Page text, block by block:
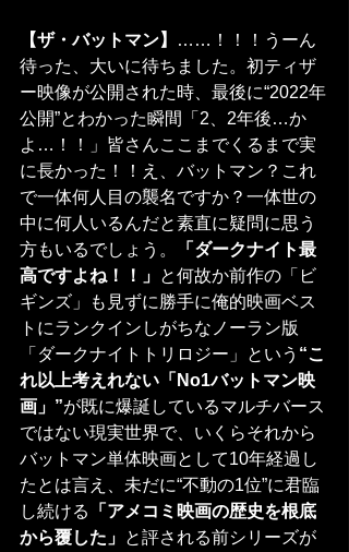
【ザ・バットマン】
……！！！うーん
待った、大いに待ちました。初ティザ
ー映像が公開された時、最後に“2022年
公開”とわかった瞬間「2、2年後…か
よ…！！」皆さんここまでくるまで実
に長かった！！え、バットマン？これ
で一体何人目の襲名ですか？一体世の
中に何人いるんだと素直に疑問に思う
方もいるでしょう。
「ダークナイト最
高ですよね！！」 と何故か前作の「ビ
ギンズ」も見ずに勝手に俺的映画ベス
トにランクインしがちなノーラン版
「ダークナイトトリロジー」という “こ
れ以上考えれない「No1バットマン映
画」”が既に爆誕しているマルチバース
ではない現実世界で、いくらそれから
バットマン単体映画として10年経過し
たとは言え、未だに“不動の1位”に君臨
し続ける
「アメコミ映画の歴史を根底
から覆した」 と評される前シリーズが